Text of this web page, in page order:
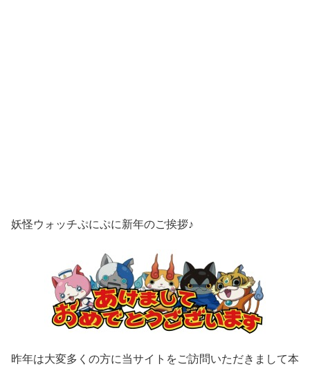
妖怪ウォッチぷにぷに新年のご挨拶♪
昨年は大変多くの方に当サイトをご訪問いただきまして本